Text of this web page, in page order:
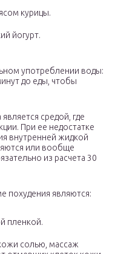
курицы.
йогурт.
употреблении воды:
до еды, чтобы
средой, где
При ее недостатке
внутренней жидкой
или вообще
из расчета 30
похудения являются:
пленкой.
солью, массаж